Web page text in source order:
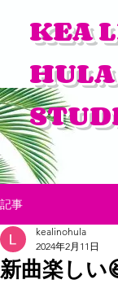
KEA
HULA
記事
新曲楽しい
kealinohula
2024年2月11日